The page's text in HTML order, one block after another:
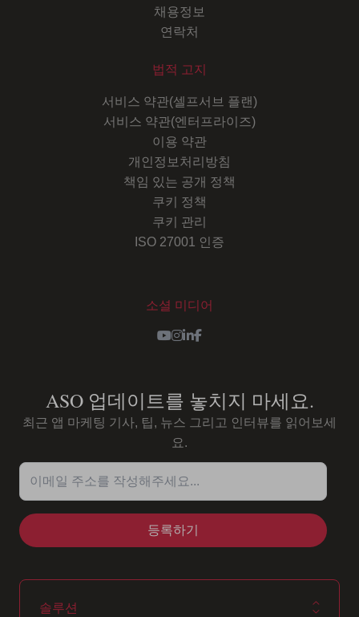
채용정보
연락처
법적 고지
서비스 약관(셀프서브 플랜)
서비스 약관(엔터프라이즈)
이용 약관
개인정보처리방침
책임 있는 공개 정책
쿠키 정책
쿠키 관리
ISO 27001 인증
소셜 미디어
Youtube
Instagram
LinkedIn
Facebook
ASO 업데이트를 놓치지 마세요.
최근 앱 마케팅 기사, 팁, 뉴스 그리고 인터뷰를 읽어보세
요.
이메일 주소를 작성해주세요...
솔루션